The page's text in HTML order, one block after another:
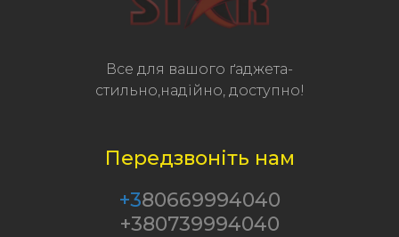
Все для вашого ґаджета-
стильно,надійно, доступно!
Передзвоніть нам
+380669994040
+380739994040